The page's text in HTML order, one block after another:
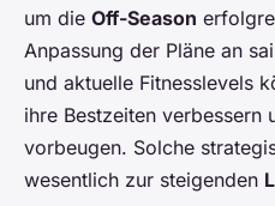
um die Off-Season
Anpassung der Pläne an
und aktuelle Fitnesslevels
ihre Bestzeiten verbessern
vorbeugen. Solche
wesentlich zur steigenden